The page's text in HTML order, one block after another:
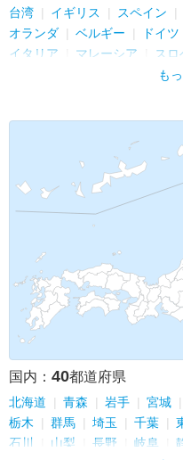
台湾 イギリス スペイン
オランダ
ベルギー ドイツ
イタリア
マレーシア スロ
フィンランド
も
国内： 40都道府県
北海道 青森 岩手 宮城
栃木
群馬 埼玉 千葉
石川
山梨 長野 岐阜